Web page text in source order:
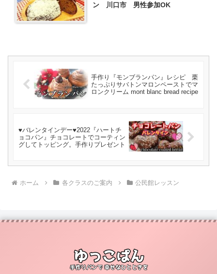
ン 川口市 男性参加OK
手作り『モンブランパン』レシピ 栗
たっぷりサバトンマロンペーストでマ
ロンクリーム mont blanc bread recipe
♥バレンタインデー♥2022『ハートチ
ョコパン』チョコレートでコーティン
グしてトッピング。手作りプレゼント
ホーム 各クラスのご案内 公民館レッスン